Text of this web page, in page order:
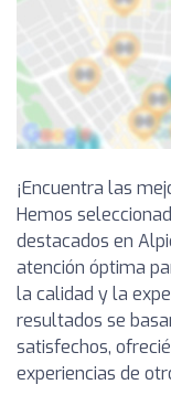
¡Encuentra las
Hemos
destacados en
atención óptima
la calidad y la
resultados se
satisfechos,
experiencias de